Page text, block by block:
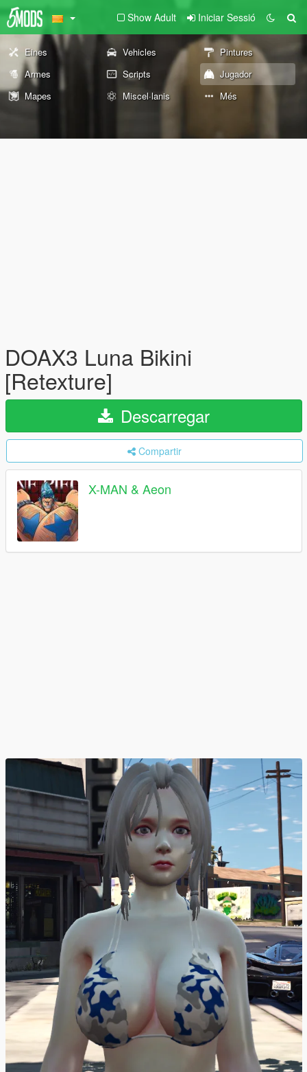
Show Adult Iniciar Sessió
Eines Vehicles
Pintures
Armes
Scripts
Jugador
Mapes
Miscel·lanis Més
DOAX3 Luna Bikini
[Retexture]
Descarregar
Compartir
X-MAN & Aeon